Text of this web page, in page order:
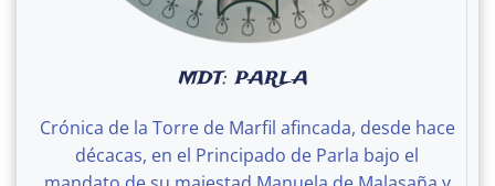
MDT: PARLA
Crónica de la Torre de Marfil afincada, desde hace
décacas, en el Principado de Parla bajo el